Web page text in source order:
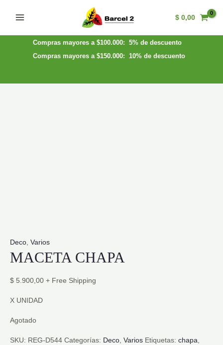
Menu
$ 0,00
Compras mayores a $100.000: 5% de descuento
Compras mayores a $150.000: 10% de descuento
Deco Varios
MACETA CHAPA
$ 5.900,00 + Free Shipping
X UNIDAD
Agotado
SKU: REG-D544 Categorías: Deco Varios Etiquetas: chapa